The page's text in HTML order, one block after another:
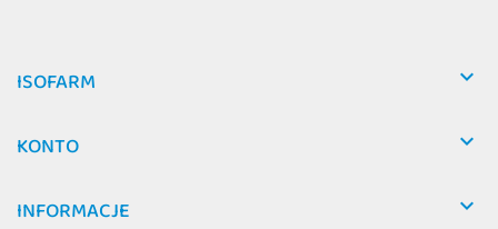
ISOFARM 
KONTO 
INFORMACJE 